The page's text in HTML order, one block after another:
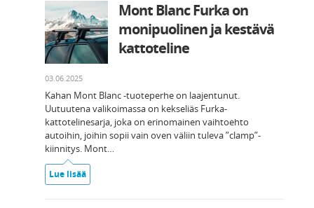
Mont Blanc Furka on
monipuolinen ja kestävä
kattoteline
03.06.2025
Kahan Mont Blanc -tuoteperhe on laajentunut.
Uutuutena valikoimassa on kekseliäs Furka-
kattotelinesarja, joka on erinomainen vaihtoehto
autoihin, joihin sopii vain oven väliin tuleva ”clamp”-
kiinnitys. Mont…
Lue lisää